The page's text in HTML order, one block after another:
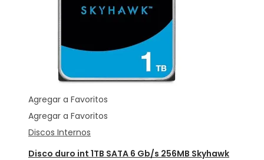
Agregar a Favoritos
Agregar a Favoritos
Discos Internos
Disco duro int 1TB SATA 6 Gb/s 256MB Skyhawk